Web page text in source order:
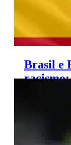
Brasil e
racismo: